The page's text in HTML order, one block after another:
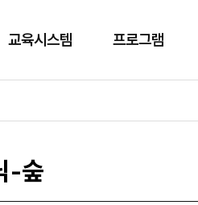
교육시스템 프로그램
-숲